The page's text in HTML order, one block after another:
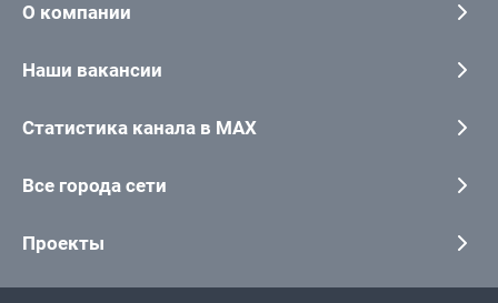
О компании
Наши вакансии
Статистика канала в MAX
Все города сети
Проекты